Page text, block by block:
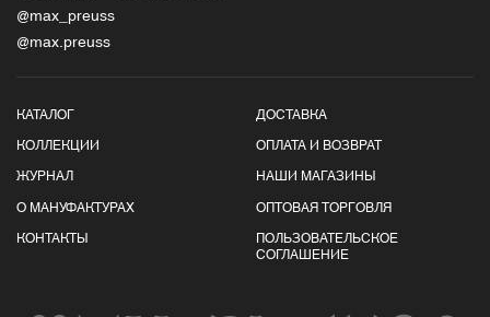
@max_preuss
@max.preuss
КАТАЛОГ
КОЛЛЕКЦИИ
ЖУРНАЛ
О МАНУФАКТУРАХ
КОНТАКТЫ
ДОСТАВКА
ОПЛАТА И ВОЗВРАТ
НАШИ МАГАЗИНЫ
ОПТОВАЯ ТОРГОВЛЯ
ПОЛЬЗОВАТЕЛЬСКОЕ
СОГЛАШЕНИЕ